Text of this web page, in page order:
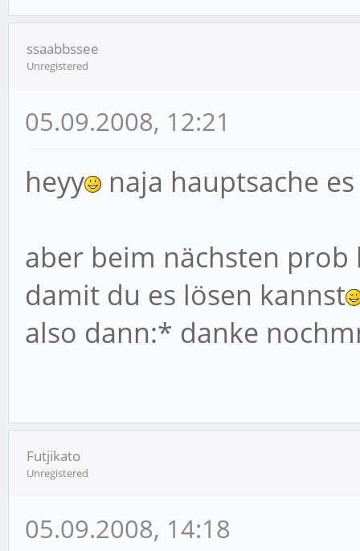
ssaabbssee
Unregistered
05.09.2008, 12:21
heyy naja hauptsache
aber beim nächsten
damit du es lösen kannst
also dann:* danke
Futjikato
Unregistered
05.09.2008, 14:18